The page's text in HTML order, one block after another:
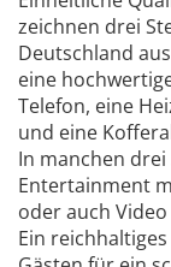
zeichnen drei
Deutschland
eine
Telefon, eine
und eine
In manchen
Entertainment
oder auch Video
Ein